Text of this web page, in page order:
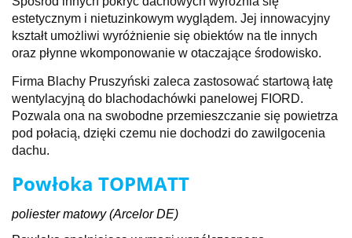
estetycznym i nietuzinkowym wyglądem. Jej innowacyjny
kształt umożliwi wyróżnienie się obiektów na tle innych
oraz płynne wkomponowanie w otaczające środowisko.
Firma Blachy Pruszyński zaleca zastosować startową łatę
wentylacyjną do blachodachówki panelowej FIORD.
Pozwala ona na swobodne przemieszczanie się powietrza
pod połacią, dzięki czemu nie dochodzi do zawilgocenia
dachu.
Powłoka TOPMATT
poliester matowy (Arcelor DE)